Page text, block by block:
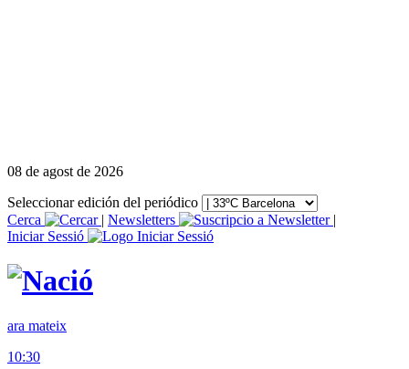
08 de agost de 2026
Seleccionar edición del periódico
Cerca
| Newsletters
|
Iniciar Sessió
ara mateix
10:30